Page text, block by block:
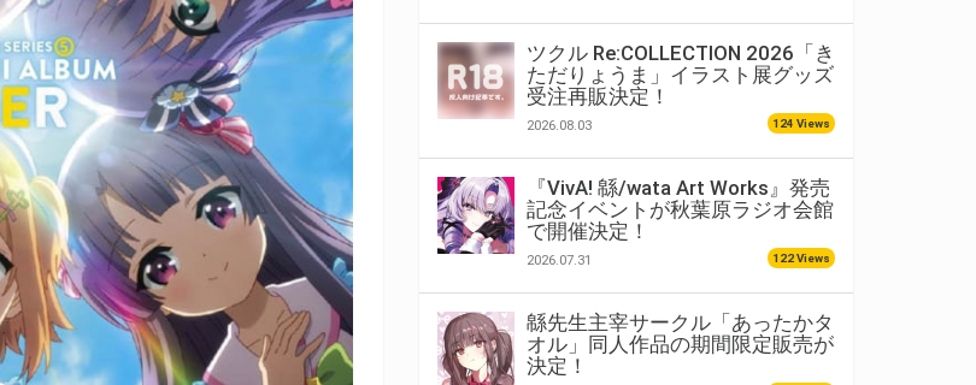
ツクル Re:COLLECTION 2026「き
ただりょうま」イラスト展グッズ
受注再販決定！
2026.08.03 124 Views
『VivA! 緜/wata Art Works』発売
記念イベントが秋葉原ラジオ会館
で開催決定！
2026.07.31 122 Views
緜先生主宰サークル「あったかタ
オル」同人作品の期間限定販売が
決定！